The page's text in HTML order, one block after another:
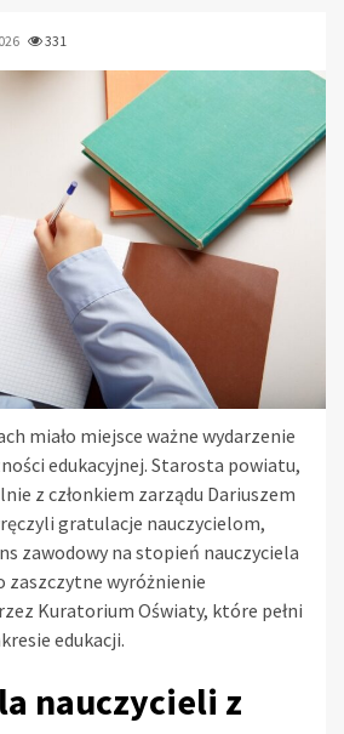
331
miało miejsce ważne wydarzenie
edukacyjnej. Starosta powiatu,
z członkiem zarządu Dariuszem
gratulacje nauczycielom,
zawodowy na stopień nauczyciela
zaszczytne wyróżnienie
Kuratorium Oświaty, które pełni
edukacji.
nauczycieli z